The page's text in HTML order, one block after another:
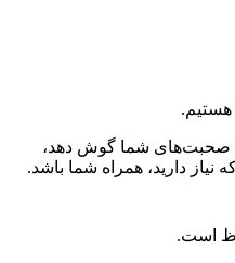
هستیم.
به صحبت‌های شما گوش دهد،
نیاز دارید، همراه شما باشد.